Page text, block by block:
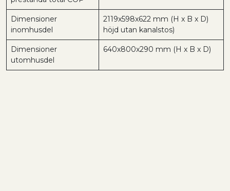
Dimensioner
inomhusdel
2119x598x622 mm (H x B x D)
höjd utan kanalstos)
Dimensioner
utomhusdel
640x800x290 mm (H x B x D)